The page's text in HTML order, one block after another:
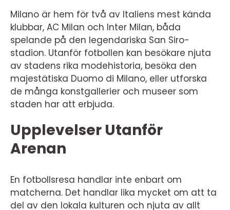
Milano är hem för två av Italiens mest kända
klubbar, AC Milan och Inter Milan, båda
spelande på den legendariska San Siro-
stadion. Utanför fotbollen kan besökare njuta
av stadens rika modehistoria, besöka den
majestätiska Duomo di Milano, eller utforska
de många konstgallerier och museer som
staden har att erbjuda.
Upplevelser Utanför
Arenan
En fotbollsresa handlar inte enbart om
matcherna. Det handlar lika mycket om att ta
del av den lokala kulturen och njuta av allt